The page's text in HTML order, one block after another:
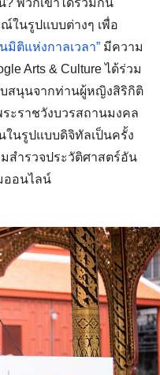
พวกเขาได้ร่วมกัน
ในรูปแบบต่างๆ เพื่อ
มิติแห่งกาลเวลา” มีความ
Arts & Culture ได้ร่วม
สนุนจากท่านผู้หญิงสิริกิติ
ระราชวังบวรสถานมงคล
นรูปแบบดิจิทัลเป็นครั้ง
สำรวจประวัติศาสตร์อัน
ออนไลน์